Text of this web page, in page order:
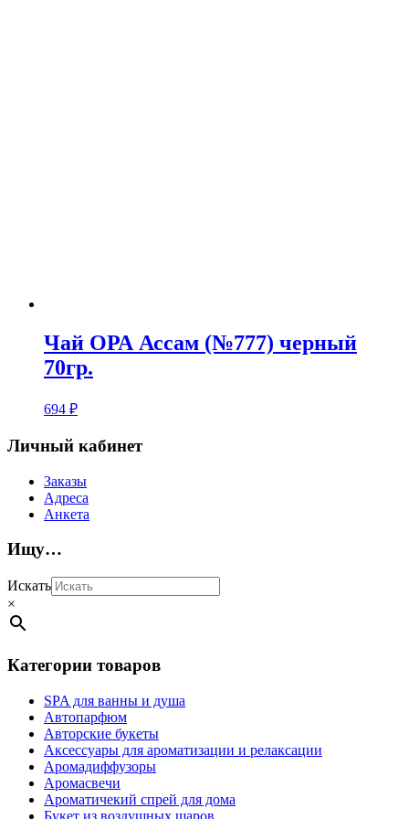
Чай ОРА Ассам (№777) черный
70гр.
694 ₽
Личный кабинет
Заказы
Адреса
Анкета
Ищу…
Искать
×
Категории товаров
SPA для ванны и душа
Автопарфюм
Авторские букеты
Аксессуары для ароматизации и релаксации
Аромадиффузоры
Аромасвечи
Ароматичекий спрей для дома
Букет из воздушных шаров